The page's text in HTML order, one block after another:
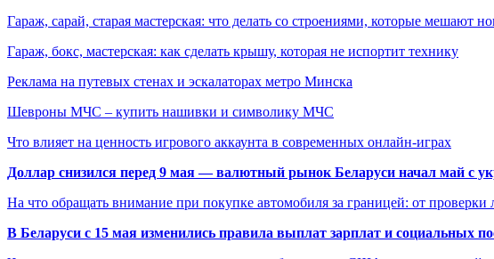
Гараж, сарай, старая мастерская: что делать со строениями, которые мешают
Гараж, бокс, мастерская: как сделать крышу, которая не испортит технику
Реклама на путевых стенах и эскалаторах метро Минска
Шевроны МЧС – купить нашивки и символику МЧС
Что влияет на ценность игрового аккаунта в современных онлайн-играх
Доллар снизился перед 9 мая — валютный рынок Беларуси начал май с
На что обращать внимание при покупке автомобиля за границей: от проверки
В Беларуси с 15 мая изменились правила выплат зарплат и социальных